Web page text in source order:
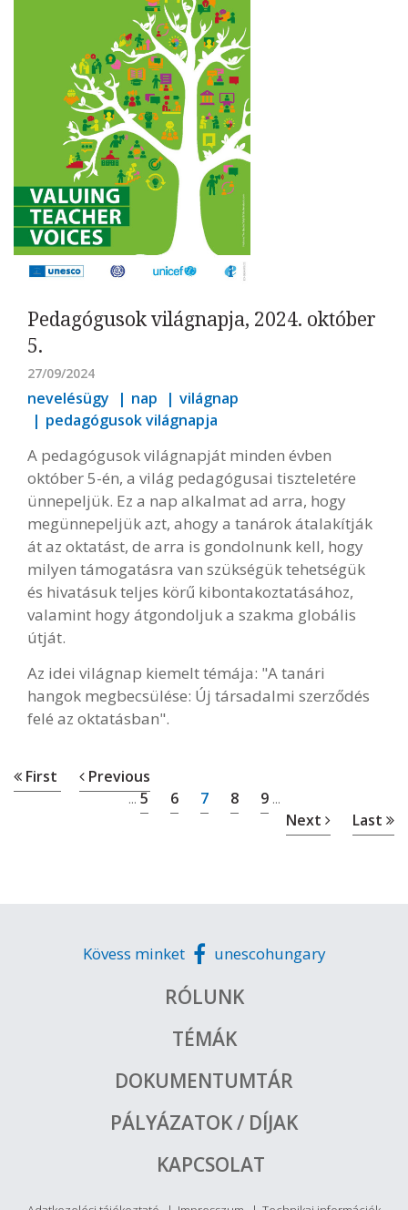
Pedagógusok világnapja, 2024. október
5.
27/09/2024
nevelésügy nap
világnap
pedagógusok világnapja
A pedagógusok világnapját minden évben
október 5-én, a világ pedagógusai tiszteletére
ünnepeljük. Ez a nap alkalmat ad arra, hogy
megünnepeljük azt, ahogy a tanárok átalakítják
át az oktatást, de arra is gondolnunk kell, hogy
milyen támogatásra van szükségük tehetségük
és hivatásuk teljes körű kibontakoztatásához,
valamint hogy átgondoljuk a szakma globális
útját.
Az idei világnap kiemelt témája: "A tanári
hangok megbecsülése: Új társadalmi szerződés
felé az oktatásban".
First Previous
... 5 6 7 8 9...
Next Last
Kövess minket unescohungary
RÓLUNK
TÉMÁK
DOKUMENTUMTÁR
PÁLYÁZATOK / DÍJAK
KAPCSOLAT